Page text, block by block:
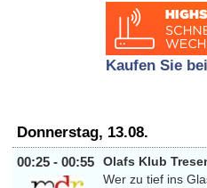
Kaufen Sie
Donnerstag, 13.08.
00:25 - 00:55
Olafs Klub
Wer zu tief ins